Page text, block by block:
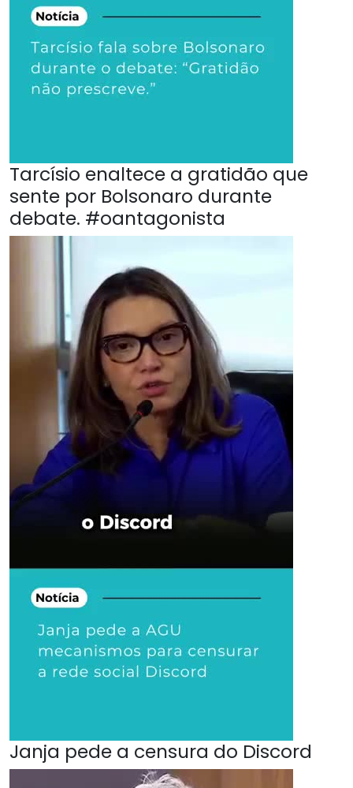
Tarcísio enaltece a gratidão que
sente por Bolsonaro durante
debate. #oantagonista
Janja pede a censura do Discord